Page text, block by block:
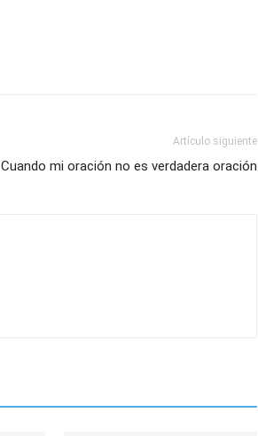
Artículo siguiente
Cuando mi oración no es verdadera oración